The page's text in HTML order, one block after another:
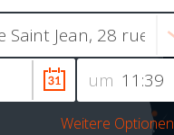
um
Weitere Optionen